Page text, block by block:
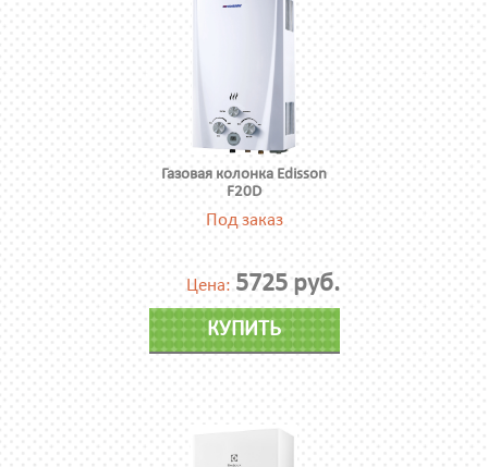
Газовая колонка Edisson
F20D
Под заказ
Цена: 5725 руб.
КУПИТЬ